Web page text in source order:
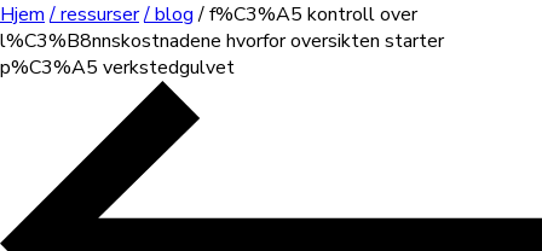
Hjem / ressurser/ blog/ f%C3%A5 kontroll over
l%C3%B8nnskostnadene hvorfor oversikten starter
p%C3%A5 verkstedgulvet